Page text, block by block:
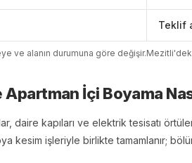
Teklif
ve alanın durumuna göre değişir.Mezitli'de
Apartman İçi Boyama
daire kapıları ve elektrik tesisatı
kesim işleriyle birlikte tamamlanır;